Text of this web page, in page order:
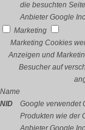
die besuchten
Anbieter Google
Marketing
Marketing Cookies
Anzeigen und
Besucher auf
Name
NID
Google verwendet
Produkten wie der
Anbieter Google Inc.